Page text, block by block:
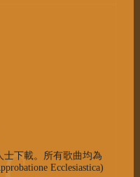
下載。所有歌曲均為
Ecclesiastica)